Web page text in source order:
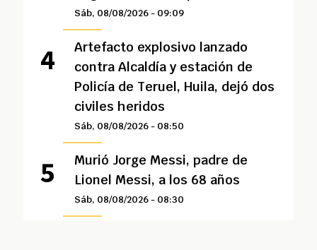
Sáb, 08/08/2026 - 09:09
Artefacto explosivo lanzado
contra Alcaldía y estación de
Policía de Teruel, Huila, dejó dos
civiles heridos
Sáb, 08/08/2026 - 08:50
Murió Jorge Messi, padre de
Lionel Messi, a los 68 años
Sáb, 08/08/2026 - 08:30